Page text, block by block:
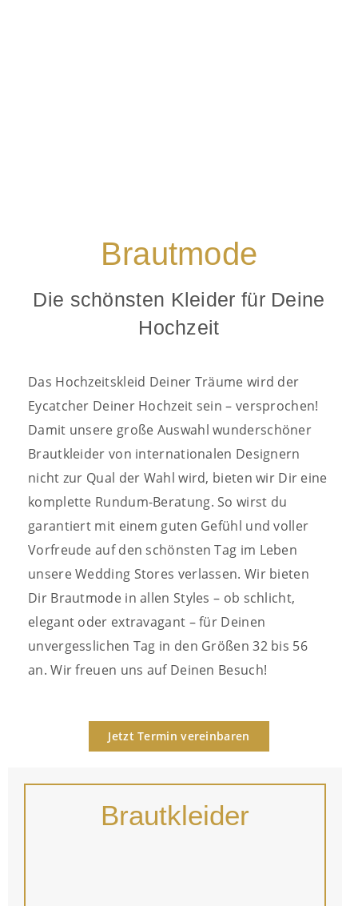
Brautmode
Die schönsten Kleider für Deine
Hochzeit
Das Hochzeitskleid Deiner Träume wird der
Eycatcher Deiner Hochzeit sein – versprochen!
Damit unsere große Auswahl wunderschöner
Brautkleider von internationalen Designern
nicht zur Qual der Wahl wird, bieten wir Dir eine
komplette Rundum-Beratung. So wirst du
garantiert mit einem guten Gefühl und voller
Vorfreude auf den schönsten Tag im Leben
unsere Wedding Stores verlassen. Wir bieten
Dir Brautmode in allen Styles – ob schlicht,
elegant oder extravagant – für Deinen
unvergesslichen Tag in den Größen 32 bis 56
an. Wir freuen uns auf Deinen Besuch!
Jetzt Termin vereinbaren
Brautkleider